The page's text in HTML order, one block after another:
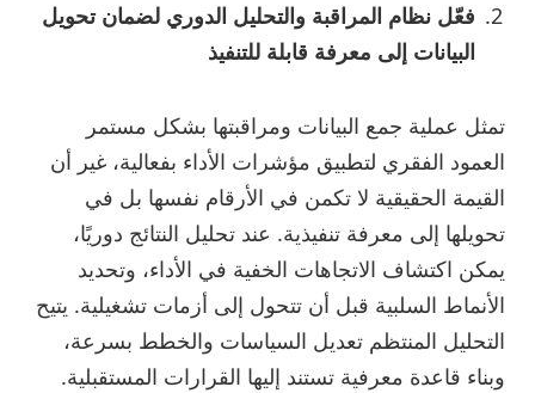
فعّل نظام المراقبة والتحليل الدوري لضمان تحويل
البيانات إلى معرفة قابلة للتنفيذ
تمثل عملية جمع البيانات ومراقبتها بشكل مستمر
العمود الفقري لتطبيق مؤشرات الأداء بفعالية، غير أن
القيمة الحقيقية لا تكمن في الأرقام نفسها بل في
تحويلها إلى معرفة تنفيذية. عند تحليل النتائج دوريًا،
يمكن اكتشاف الاتجاهات الخفية في الأداء، وتحديد
الأنماط السلبية قبل أن تتحول إلى أزمات تشغيلية. يتيح
التحليل المنتظم تعديل السياسات والخطط بسرعة،
وبناء قاعدة معرفية تستند إليها القرارات المستقبلية.